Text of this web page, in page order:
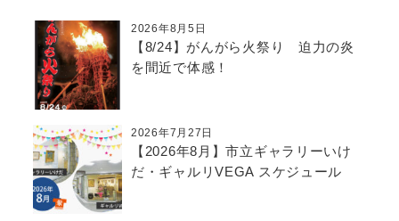
2026年8月5日
【8/24】がんがら火祭り 迫力の炎
を間近で体感！
2026年7月27日
【2026年8月】市立ギャラリーいけ
だ・ギャルリVEGA スケジュール